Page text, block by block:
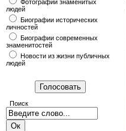
Фотографии знаменитых
людей
Биографии исторических
личностей
Биографии современных
знаменитостей
Новости из жизни публичных
людей
Поиск